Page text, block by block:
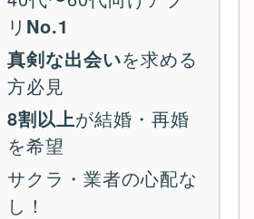
リ No.1
真剣な出会いを求める
方必見
8割以上が結婚・再婚
を希望
サクラ・業者の心配な
し！